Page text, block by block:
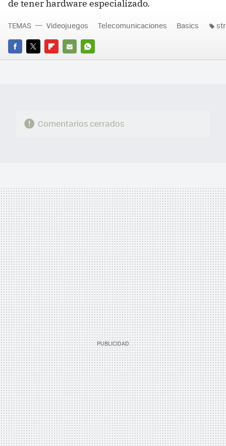
de tener hardware especializado.
FACEBOOK
TWITTERFLIPBOARD
E-
WHATSAPP
TEMAS Videojuegos Telecomunicaciones Basics
Comentarios cerrados